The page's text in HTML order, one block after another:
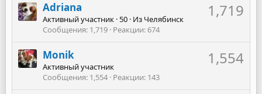
1,719
Adriana
Активный участник · 50 · Из Челябинск
Сообщения 1,719 Реакции 674
1,554
Monik
Активный участник
Сообщения 1,554 Реакции 143